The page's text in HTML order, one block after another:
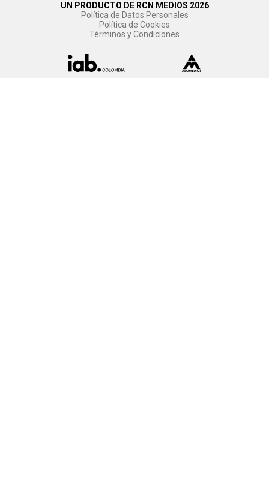
UN PRODUCTO DE RCN MEDIOS 2026
Política de Datos Personales
Política de Cookies
Términos y Condiciones